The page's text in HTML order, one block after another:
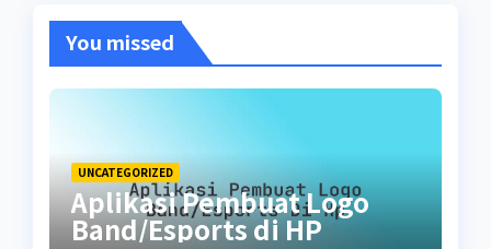
You missed
UNCATEGORIZED
Aplikasi Pembuat Logo
Band/Esports di HP